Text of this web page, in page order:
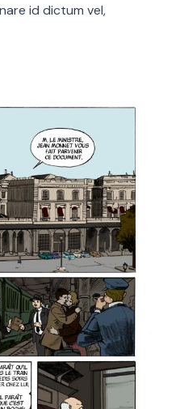
id dictum vel,